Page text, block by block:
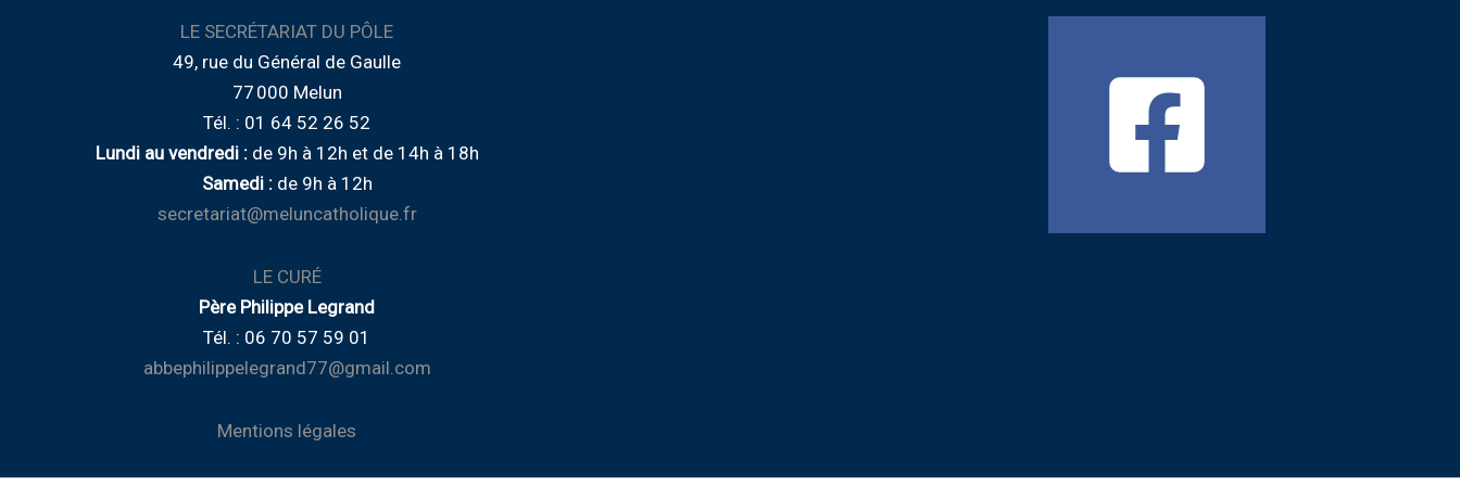
LE SECRÉTARIAT DU PÔLE
49, rue du Général de Gaulle
77 000 Melun
Tél. : 01 64 52 26 52
Lundi au vendredi : de9h à 12h et de 14h à 18h
Samedi : de 9h à 12h
secretariat@meluncatholique.fr
LE CURÉ
Père Philippe Legrand
Tél. : 06 70 57 59 01
abbephilippelegrand77@gmail.com
Mentions légales